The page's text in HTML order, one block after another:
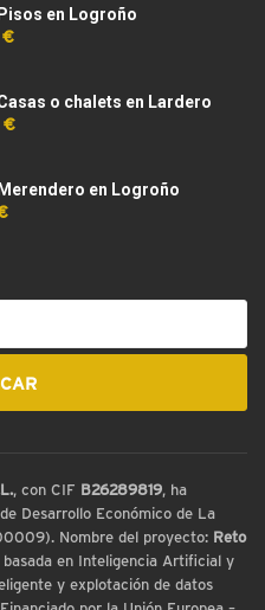
en Logroño
o chalets en Lardero
€
en Logroño
, con CIF B26289819, ha
Desarrollo Económico de La
Nombre del proyecto: Reto
basada en Inteligencia Artificial y
y explotación de datos